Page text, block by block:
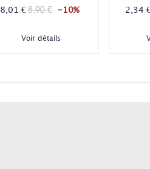
Battery Free Ganz !
8,01 € 8,90 € -10%
Voir détails
2,34